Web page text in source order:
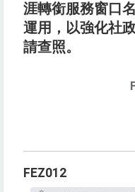
涯轉銜服務窗口
運用，以強化社
請查照。
FEZ012